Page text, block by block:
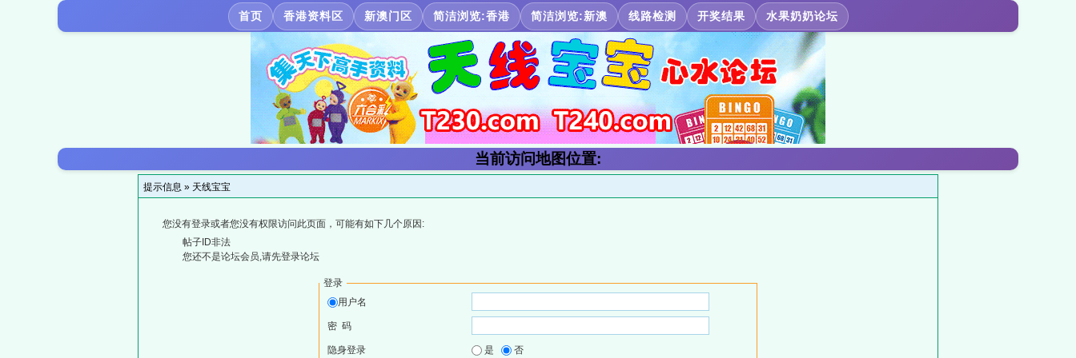
首页 香港资料区 新澳门区 简洁浏览:香港 简洁浏览:新澳 线路检测 开奖结果 水果奶奶论坛
当前访问地图位置:
提示信息 » 天线宝宝
您没有登录或者您没有权限访问此页面，可能有如下几个原因:
帖子ID非法
您还不是论坛会员,请先登录论坛
登录
用户名
密 码
隐身登录 是 否